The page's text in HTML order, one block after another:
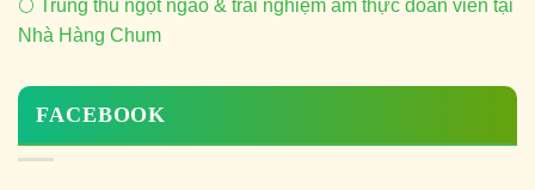
🌕 Trung thu ngọt ngào & trải nghiệm ẩm thực đoàn viên tại
Nhà Hàng Chum
FACEBOOK